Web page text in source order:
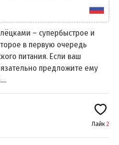
– супербыстрое и
в первую очередь
питания. Если ваш
предложите ему
Лайк 2